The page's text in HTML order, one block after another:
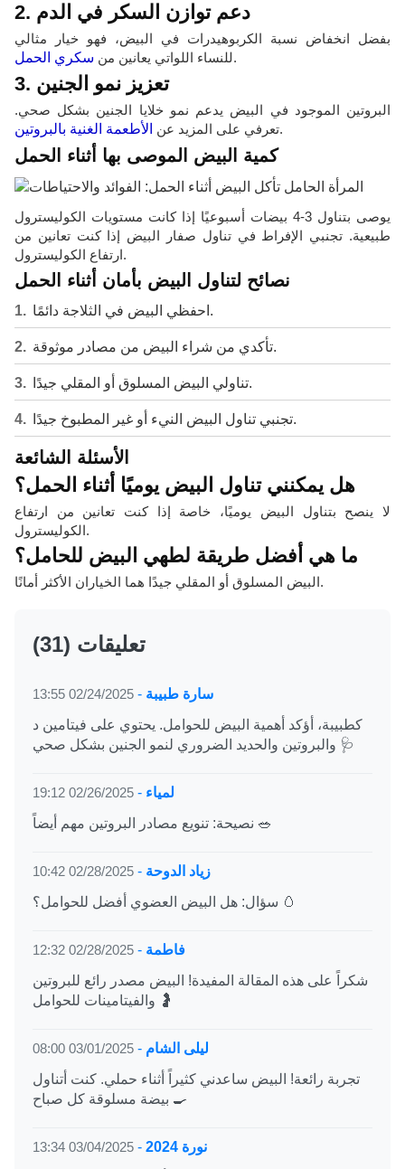
2. دعم توازن السكر في الدم
بفضل انخفاض نسبة الكربوهيدرات في البيض، فهو خيار مثالي
للنساء اللواتي يعانين من سكري الحمل .
3. تعزيز نمو الجنين
البروتين الموجود في البيض يدعم نمو خلايا الجنين بشكل صحي.
تعرفي على المزيد عن الأطعمة الغنية بالبروتين .
كمية البيض الموصى بها أثناء الحمل
يوصى بتناول 3-4 بيضات أسبوعيًا إذا كانت مستويات الكوليسترول
طبيعية. تجنبي الإفراط في تناول صفار البيض إذا كنت تعانين من
ارتفاع الكوليسترول.
نصائح لتناول البيض بأمان أثناء الحمل
احفظي البيض في الثلاجة دائمًا.
تأكدي من شراء البيض من مصادر موثوقة.
تناولي البيض المسلوق أو المقلي جيدًا.
تجنبي تناول البيض النيء أو غير المطبوخ جيدًا.
الأسئلة الشائعة
هل يمكنني تناول البيض يوميًا أثناء الحمل؟
لا ينصح بتناول البيض يوميًا، خاصة إذا كنت تعانين من ارتفاع
الكوليسترول.
ما هي أفضل طريقة لطهي البيض للحامل؟
البيض المسلوق أو المقلي جيدًا هما الخياران الأكثر أمانًا.
(31) تعليقات
سارة طبيبة -
02/24/2025 13:55
كطبيبة، أؤكد أهمية البيض للحوامل. يحتوي على فيتامين د
والبروتين والحديد الضروري لنمو الجنين بشكل صحي 🩺
لمياء -
02/26/2025 19:12
نصيحة: تنويع مصادر البروتين مهم أيضاً 🥗
زياد الدوحة -
02/28/2025 10:42
سؤال: هل البيض العضوي أفضل للحوامل؟ 🥚
فاطمة -
02/28/2025 12:32
شكراً على هذه المقالة المفيدة! البيض مصدر رائع للبروتين
والفيتامينات للحوامل 🤰
ليلى الشام -
03/01/2025 08:00
تجربة رائعة! البيض ساعدني كثيراً أثناء حملي. كنت أتناول
بيضة مسلوقة كل صباح 🍳
نورة 2024 -
03/04/2025 13:34